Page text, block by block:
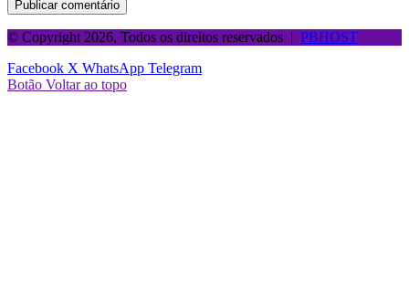
© Copyright 2026, Todos os direitos reservados | PBHOST
Facebook X WhatsApp Telegram
Botão Voltar ao topo